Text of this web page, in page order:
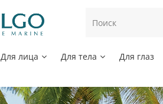
Для лица Для тела Для глаз